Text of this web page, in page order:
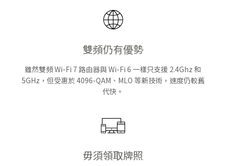
雙頻仍有優勢
雖然雙頻 Wi-Fi 7 路由器與 Wi-Fi 6 一樣只支援 2.4Ghz 和
5GHz，但受惠於 4096-QAM、MLO 等新技術，速度仍較舊
代快。
毋須領取牌照